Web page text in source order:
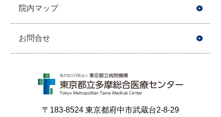
院内マップ
お問合せ
〒183-8524 東京都府中市武蔵台2-8-29